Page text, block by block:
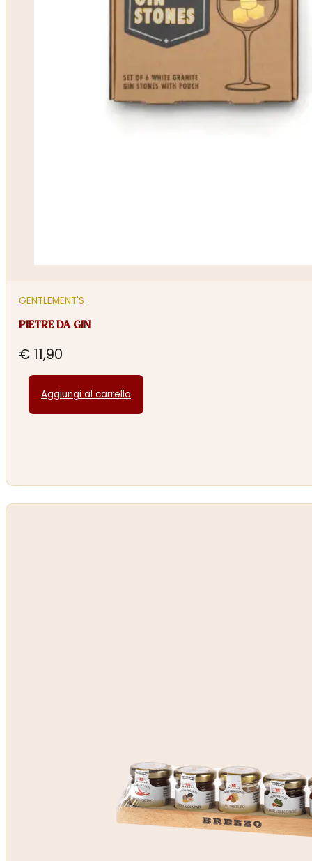
GENTLEMENT'S
PIETRE DA GIN
€ 11,90
Aggiungi al carrello